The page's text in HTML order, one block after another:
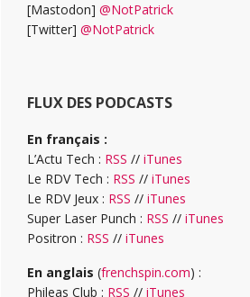
[Mastodon] @NotPatrick
[Twitter] @NotPatrick
FLUX DES PODCASTS
En français :
L’Actu Tech : RSS // iTunes
Le RDV Tech : RSS // iTunes
Le RDV Jeux : RSS // iTunes
Super Laser Punch : RSS // iTunes
Positron : RSS // iTunes
En anglais (frenchspin.com) :
Phileas Club : RSS // iTunes